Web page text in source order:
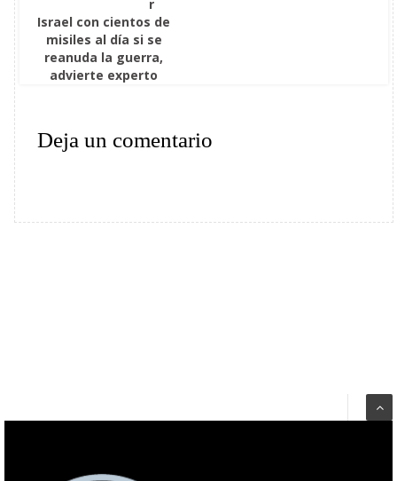
r
Israel con cientos de
misiles al día si se
reanuda la guerra,
advierte experto
Deja un comentario